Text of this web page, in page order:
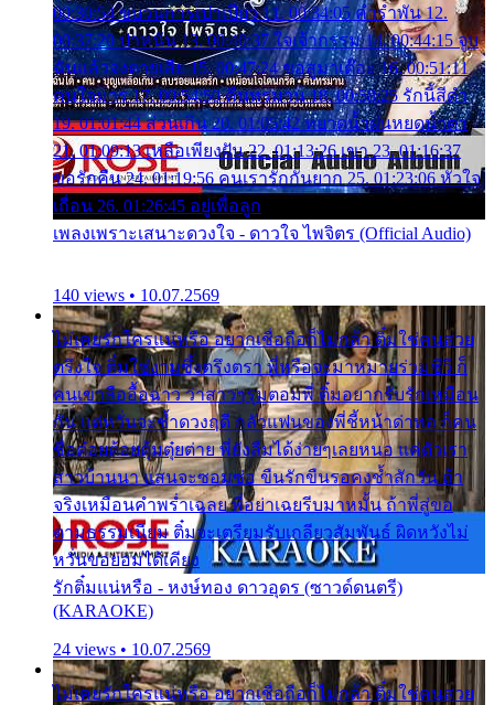
00:30:54 ขบวนการเปาเปียว 11. 00:34:05 คำรำพัน 12.
00:37:20 ปาหนัน 13. 00:40:37 ใจเจ้ากรรม 14. 00:44:15 จูบ
ฉันแล้วจงตายเสีย 15. 00:47:24 ขอสูมาเต๊อะ 16. 00:51:11
คนใจมาร 17. 00:54:50 คืนทรมาน 18. 00:58:25 รักนี้สีดำ
19. 01:01:44 ส่วนเกิน 20. 01:05:42 หยาดน้ำฝนหยดน้ำตา
21. 01:09:13 เหลือเพียงฝัน 22. 01:13:26 เขา 23. 01:16:37
ขอรักคืน 24. 01:19:56 คนเรารักกันยาก 25. 01:23:06 หัวใจ
เถื่อน 26. 01:26:45 อยู่เพื่อลูก
เพลงเพราะเสนาะดวงใจ - ดาวใจ ไพจิตร (Official Audio)
140 views • 10.07.2569
ไม่เคยรักใครแน่หรือ อยากเชื่อถือก็ไม่กล้า ติ๋มใช่คนสวย
ตรึงใจ ติ๋มใช่งามซึ้งตรึงตรา พี่หรือจะมาหมายร่วมชีวี ก็
คนเขาลืออื้อฉาว ว่าสาวๆรุมตอมพี่ ติ๋มอยากรับรักเหมือน
กัน แต่หวั่นจะช้ำดวงฤดี กลัวแฟนของพี่ชี้หน้าด่าทอ ก็คน
ชื่อต๋อยต้อยตุ้มตุ๋ยต่าย พี่ยังลืมได้ง่ายๆเลยหนอ แค่ตัวเรา
สาวบ้านนา แสนจะซอมซ่อ ขืนรักขืนรอคงช้ำสักวัน ถ้า
จริงเหมือนคำพร่ำเฉลย พี่อย่าเฉยรีบมาหมั้น ถ้าพี่สู่ขอ
ตามธรรมเนียม ติ๋มจะเตรียมรับเกลียวสัมพันธ์ ผิดหวังไม่
หวั่นขอยอมได้เคียง
รักติ๋มแน่หรือ - หงษ์ทอง ดาวอุดร (ซาวด์ดนตรี)
(KARAOKE)
24 views • 10.07.2569
ไม่เคยรักใครแน่หรือ อยากเชื่อถือก็ไม่กล้า ติ๋มใช่คนสวย